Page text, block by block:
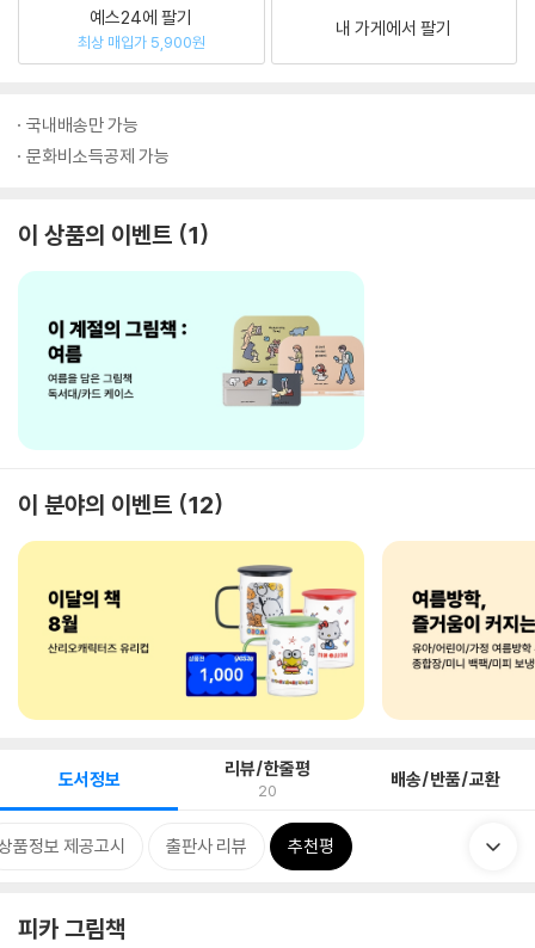
예스24에 팔기
최상 매입가 5,900원
내 가게에서 팔기
국내배송만 가능
문화비소득공제 가능
이 상품의 이벤트 1
이 분야의 이벤트 12
도서정보 리뷰/한줄평
20 배송/반품/교환
품정보 제공고시 출판사 리뷰 추천평
피카 그림책